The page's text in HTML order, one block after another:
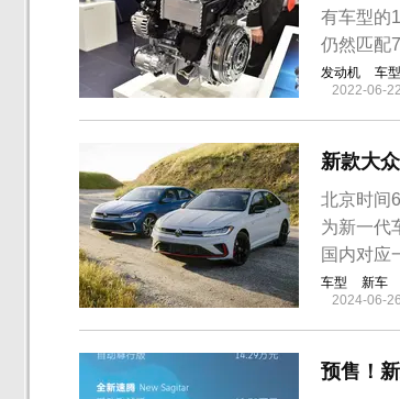
有车型的
仍然匹配
发动机 车型
2022-06-22
新款大
北京时间
为新一代
国内对应
车型 新车
2024-06-26
预售！